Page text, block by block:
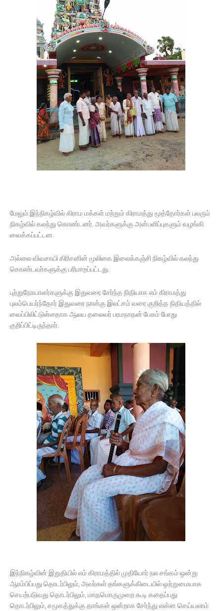
மேலும் இந்நிகழ்வில் கிராம மக்கள் மற்றும் கிராமத்து மூத்தோர்கள் பலரும்
நிகழ்வில் கலந்து கொண்டனர். அவர்களுக்கு அன்பளிப்புகளும் வழங்கி
வைக்கப்பட்டன.
அல்லை விவசாயி கிரிசனின் மூலிகை இலைக்கஞ்சி நிகழ்வில் கலந்து
கொண்டவர்களுக்கு பரிமாறப்பட்டது.
புற்றுநோயாளர்களுக்கு இதுவரை சேர்ந்த நிதியாக எம் கிராமத்து
புலம்பெயர்ந்தோர் இதுவரை நான்கு இலட்சம் வரை குறித்த நிதியத்தில்
வைப்பிலிட்டுள்ளதாக ஆலய தலைவர் பரமநாதன் பேசும் போது
குறிப்பிட்டிருந்தார்.
இந்நிகழ்வின் இறுதியில் எம் கிராமத்தில் முதியோர் நல சங்கம் ஒன்று
ஆரம்பிப்பது தொடர்பிலும், அவர்கள் தங்களுக்கிடையில் ஒற்றுமையாக
செயற்படுவது தொடர்பிலும், மாதமொருமுறை கூடி கதைப்பது
தொடர்பிலும், சமூகத்துக்கு தாங்கள் ஒன்றாக சேர்ந்து என்ன செய்யலாம்